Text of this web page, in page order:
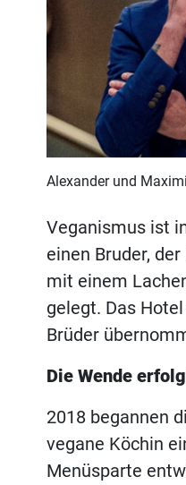
Alexander und
Veganismus ist
einen Bruder,
mit einem
gelegt. Das
Brüder
Die Wende
2018 begannen
vegane Köchin
Menüsparte